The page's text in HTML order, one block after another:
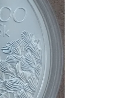
Odporúčame